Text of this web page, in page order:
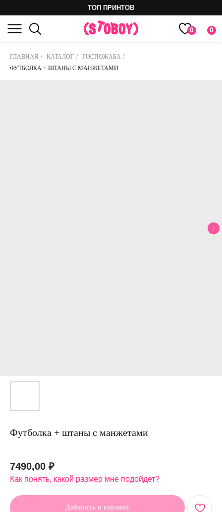
0
0
ТОП ПРИНТОВ
ГЛАВНАЯ / КАТАЛОГ / ГОСПОЖАБА /
ФУТБОЛКА + ШТАНЫ С МАНЖЕТАМИ
Футболка + штаны с манжетами
7490,00 ₽
Как понять, какой размер мне подойдет?
Добавить в корзину